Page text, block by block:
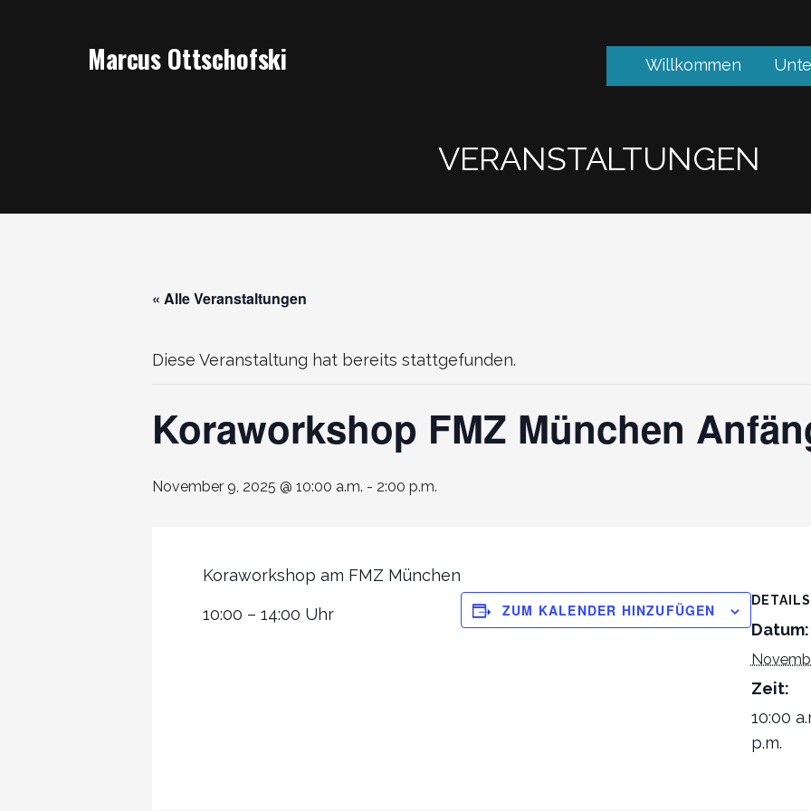
Marcus Ottschofski Willkommen
VERANSTALTUNGEN
« Alle Veranstaltungen
Diese Veranstaltung hat bereits stattgefunden.
Koraworkshop FMZ München
November 9, 2025 @ 10:00 a.m. - 2:00 p.m.
Koraworkshop am FMZ München
10:00 – 14:00 Uhr ZUM KALENDER HINZUFÜGEN
DETAILS
Datum:
Zeit:
10:00
p.m.